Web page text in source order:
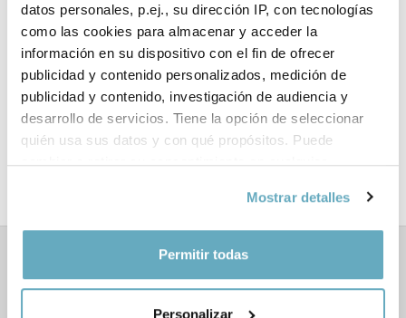
datos personales, p.ej., su dirección IP, con tecnologías
como las cookies para almacenar y acceder la
información en su dispositivo con el fin de ofrecer
publicidad y contenido personalizados, medición de
publicidad y contenido, investigación de audiencia y
desarrollo de servicios. Tiene la opción de seleccionar
quién usa sus datos y con qué propósitos. Puede
cambiar o retirar su consentimiento en cualquier
Si lo permite, también quisiéramos:
geográfica que puede tener una precisión de varios
Mostrar detalles
Permitir todas
Personalizar
Páginas: 266
Tema:Educación y parenting
Formato: Tapa blanda con solapas
Año de publicación: Enero 2017